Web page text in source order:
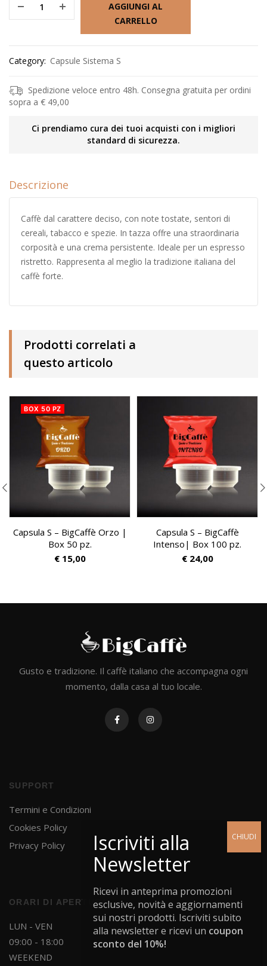
AGGIUNGI AL
CARRELLO
Category: Capsule Sistema S
Spedizione veloce entro 48h. Consegna gratuita per ordini
sopra a € 49,00
Ci prendiamo cura dei tuoi acquisti con i migliori
standard di sicurezza.
Descrizione
Caffè dal carattere deciso, con note tostate, sentori di
cereali, tabacco e spezie. In tazza offre una straordinaria
corposità e una crema persistente. Ideale per un espresso
ristretto. Rappresenta al meglio la tradizione italiana del
caffè forte.
Prodotti correlati a
questo articolo
BOX 50 PZ
Capsula S – BigCaffè Orzo |
Box 50 pz.
€15,00
Capsula S – BigCaffè
Intenso| Box 100 pz.
€24,00
Gusto e tradizione. Il caffè italiano che accompagna ogni
momento, dalla casa al tuo locale.
SUPPORT
Termini e Condizioni
Cookies Policy
Privacy Policy
ORARI DI APERTURA
LUN - VEN
09:00 - 18:00
WEEKEND
Ricevi in anteprima promozioni
esclusive, novità e aggiornamenti
sui nostri prodotti. Iscriviti subito
alla newsletter e ricevi un coupon
sconto del 10%!